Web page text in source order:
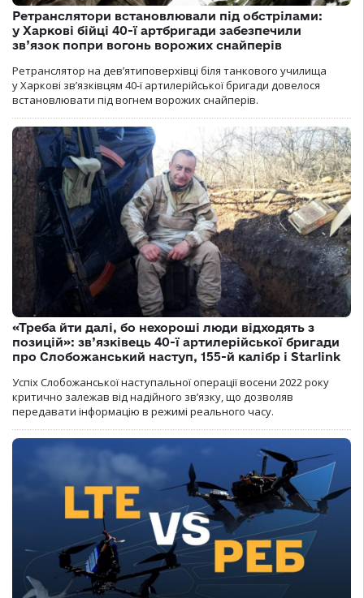
Ретранслятори встановлювали під обстрілами:
у Харкові бійці 40-ї артбригади забезпечили
зв’язок попри вогонь ворожих снайперів
Ретранслятор на дев’ятиповерхівці біля танкового училища
у Харкові зв’язківцям 40-ї артилерійської бригади довелося
встановлювати під вогнем ворожих снайперів.
«Треба йти далі, бо нехороші люди відходять з
позицій»: зв’язківець 40-ї артилерійської бригади
про Слобожанський наступ, 155-й калібр і Starlink
Успіх Слобожанської наступальної операції восени 2022 року
критично залежав від надійного зв’язку, що дозволяв
передавати інформацію в режимі реального часу.